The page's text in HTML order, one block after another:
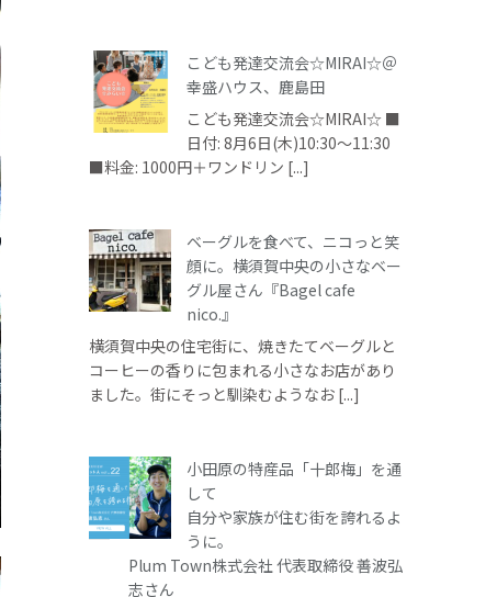
こども発達交流会☆MIRAI☆＠
幸盛ハウス、鹿島田
こども発達交流会☆MIRAI☆ ■
日付: 8月6日(木)10:30～11:30
■料金: 1000円＋ワンドリン [...]
ベーグルを食べて、ニコっと笑
顔に。横須賀中央の小さなベー
グル屋さん『Bagel cafe
nico.』
横須賀中央の住宅街に、焼きたてベーグルと
コーヒーの香りに包まれる小さなお店があり
ました。街にそっと馴染むようなお [...]
小田原の特産品「十郎梅」を通
して
自分や家族が住む街を誇れるよ
うに。
Plum Town株式会社 代表取締役 善波弘
志さん